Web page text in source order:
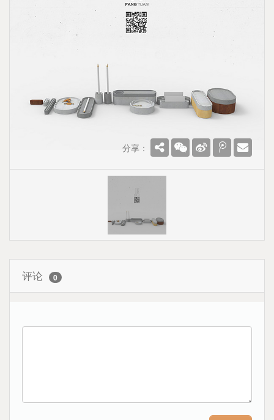
分享：
评论 0